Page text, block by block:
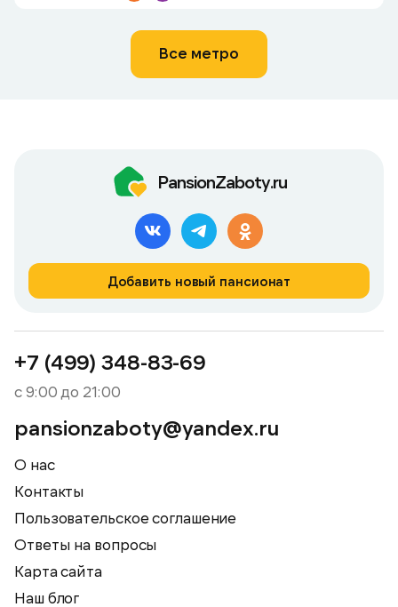
Все метро
PansionZaboty.ru
Добавить новый пансионат
+7 (499) 348-83-69
с 9:00 до 21:00
pansionzaboty@yandex.ru
О нас
Контакты
Пользовательское соглашение
Ответы на вопросы
Карта сайта
Наш блог